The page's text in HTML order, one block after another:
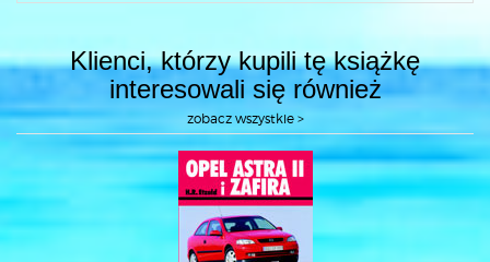
Klienci, którzy kupili tę książkę
interesowali się również
zobacz wszystkie >